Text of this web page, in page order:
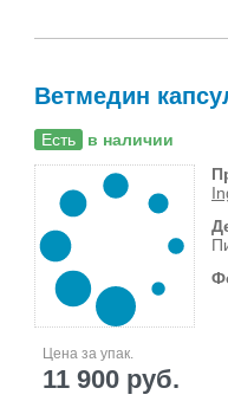
Ветмедин
Есть в наличии
Цена за упак.
11 900 руб.